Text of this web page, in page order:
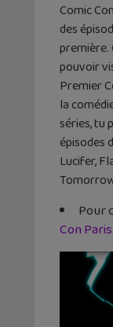
Comic
des
pouvoir
Premier
la
séries, tu
épisodes
Lucifer,
Pour
Con